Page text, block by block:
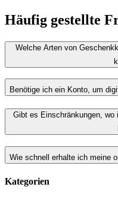
Häufig gestellte
Welche Arten von
Benötige ich ein Konto, um
Gibt es Einschränkungen, wo
Wie schnell erhalte ich meine
Kategorien